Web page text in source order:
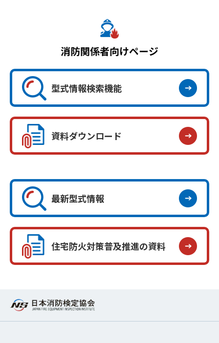
消防関係者向けページ
型式情報検索機能
資料ダウンロード
最新型式情報
住宅防火対策普及推進の資料